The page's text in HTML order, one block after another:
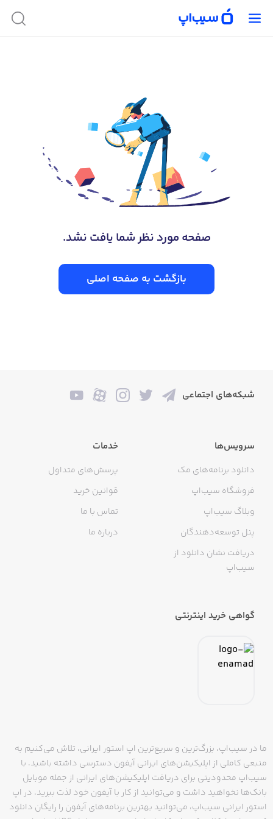
صفحه‌ مورد نظر شما یافت نشد.
بازگشت به صفحه اصلی
شبکه‌های اجتماعی
سرویس‌ها
دانلود برنامه‌های مک
فروشگاه سیب‌اپ
وبلاگ سیب‌اپ
پنل توسعه‌دهندگان
دریافت نشان دانلود از
سیب‌اپ
خدمات
پرسش‌های متداول
قوانین خرید
تماس با ما
درباره ما
گواهی خرید اینترنتی
ما در سیب‌اپ، بزرگ‌ترین و سریع‌ترین اپ استور ایرانی، تلاش می‌کنیم به
منبعی کاملی از اپلیکیشن‌های ایرانی آیفون دسترسی داشته باشید. با
سیب‌اپ محدودیتی برای دریافت اپلیکیشن‌های ایرانی از جمله موبایل
بانک‌ها نخواهید داشت و می‌توانید از کار با آیفون خود لذت ببرید. در اپ
استور ایرانی سیب‌اپ، می‌توانید بهترین برنامه‌های آیفون را رایگان دانلود